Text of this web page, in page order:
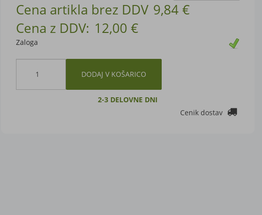
Cena artikla brez DDV 9,84 €
Cena z DDV: 12,00 €
Zaloga
DODAJ V KOŠARICO
2-3 DELOVNE DNI
Cenik dostav